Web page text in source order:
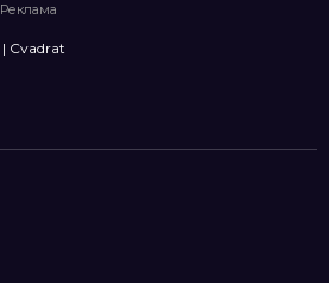
Реклама
| Cvadrat